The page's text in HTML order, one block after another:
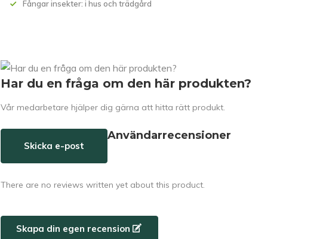
Fångar insekter: i hus och trädgård
Har du en fråga om den här produkten?
Vår medarbetare hjälper dig gärna att hitta rätt produkt.
Skicka e-post
Användarrecensioner
There are no reviews written yet about this product.
Skapa din egen recension